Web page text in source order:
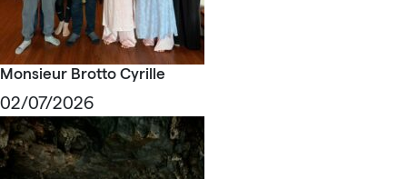
Monsieur Brotto Cyrille
02/07/2026